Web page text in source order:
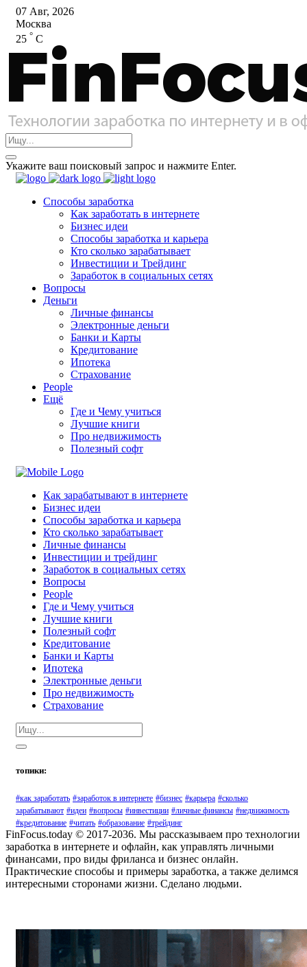
07 Авг, 2026
Москва
25 ° C
Укажите ваш поисковый запрос и нажмите Enter.
Способы заработка
Как заработать в интернете
Бизнес идеи
Способы заработка и карьера
Кто сколько зарабатывает
Инвестиции и Трейдинг
Заработок в социальных сетях
Вопросы
Деньги
Личные финансы
Электронные деньги
Банки и Карты
Кредитование
Ипотека
Страхование
People
Ещё
Где и Чему учиться
Лучшие книги
Про недвижимость
Полезный софт
Как зарабатывают в интернете
Бизнес идеи
Способы заработка и карьера
Кто сколько зарабатывает
Личные финансы
Инвестиции и трейдинг
Заработок в социальных сетях
Вопросы
People
Где и Чему учиться
Лучшие книги
Полезный софт
Кредитование
Банки и Карты
Ипотека
Электронные деньги
Про недвижимость
Страхование
топики:
#как заработать #заработок в интернете #бизнес #карьера #сколько
зарабатывают #идеи #вопросы #инвестиции #личные финансы #недвижимость
#кредитование #читать #образование #трейдинг
FinFocus.today © 2017-2036. Мы рассказываем про технологии
заработка в интернете и офлайн, как управлять личными
финансами, про виды фриланса и бизнес онлайн.
Практические способы и примеры заработка, а также делимся
интересными сторонами жизни. Сделано людьми.